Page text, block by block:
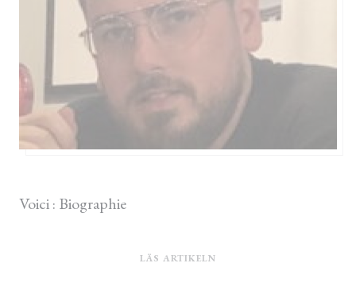
Voici : Biographie
LÄS ARTIKELN